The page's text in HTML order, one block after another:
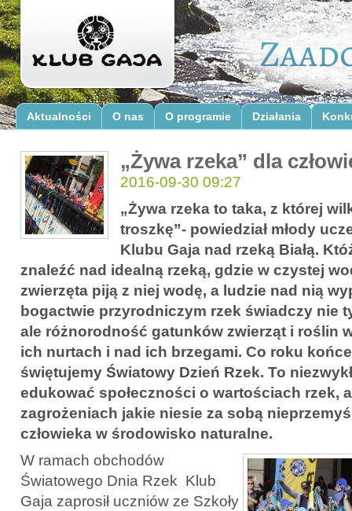
Aktualności O nas O programie Działania
„Żywa rzeka” dla
2016-09-30 09:27
„Żywa rzeka to taka, z której
troszkę”- powiedział młody
Klubu Gaja nad rzeką Białą.
znaleźć nad idealną rzeką, gdzie w czystej
zwierzęta piją z niej wodę, a ludzie nad nią
bogactwie przyrodniczym rzek świadczy nie
ale różnorodność gatunków zwierząt i roślin
ich nurtach i nad ich brzegami. Co roku
świętujemy Światowy Dzień Rzek. To
edukować społeczności o wartościach rzek,
zagrożeniach jakie niesie za sobą
człowieka w środowisko naturalne.
W ramach obchodów
Światowego Dnia Rzek Klub
Gaja zaprosił uczniów ze Szkoły